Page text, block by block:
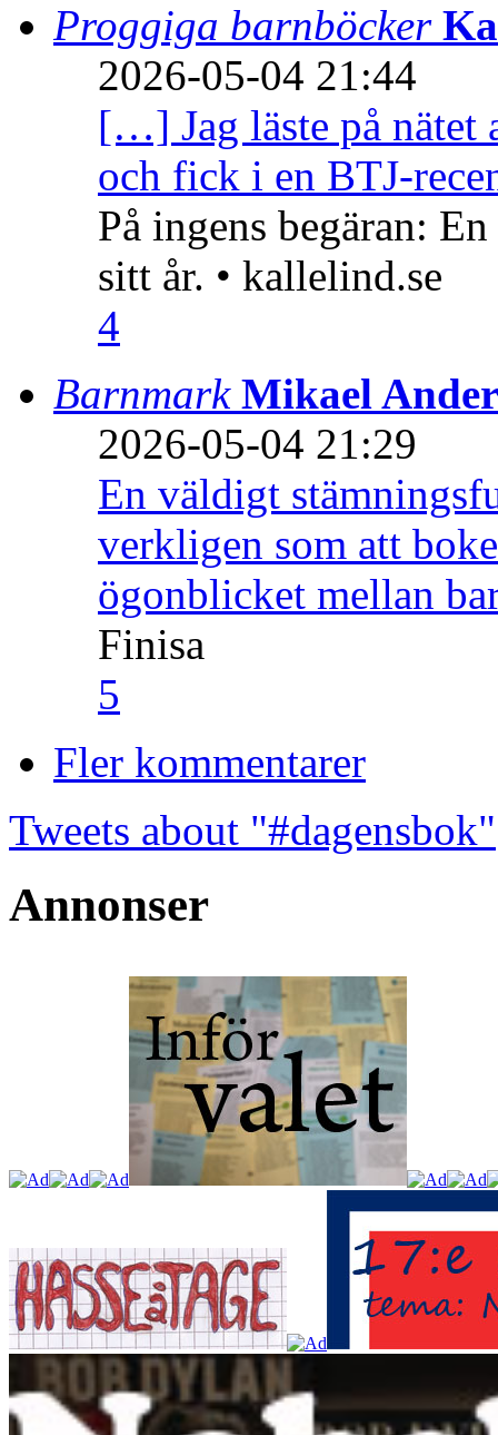
Proggiga barnböcker
2026-05-04 21:44
[…] Jag läste på nätet
och fick i en BTJ-
På ingens begäran:
sitt år. • kallelind.se
4
Barnmark Mikael
2026-05-04 21:29
En väldigt
verkligen som att
ögonblicket mellan
Finisa
5
Fler kommentarer
Tweets about "#dagensbok"
Annonser